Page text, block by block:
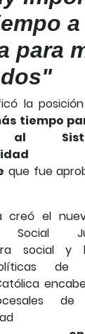
a
para
la
tiempo
al
que fue
creó el
Social
social y
de